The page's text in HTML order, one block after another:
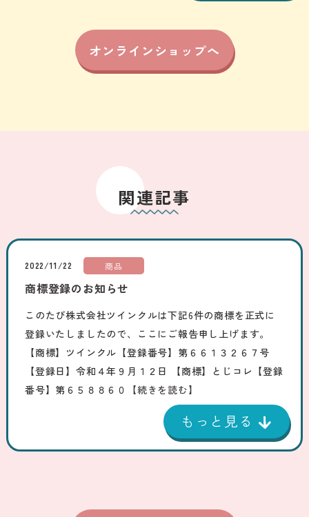
オンラインショップへ
関連記事
2022/11/22 商品
商標登録のお知らせ
このたび株式会社ツインクルは下記6件の商標を正式に
登録いたしましたので、ここにご報告申し上げます。
【商標】ツインクル【登録番号】第６６１３２６７号
【登録日】令和４年９月１２日 【商標】とじコレ【登録
番号】第６５８８６０
【続きを読む】